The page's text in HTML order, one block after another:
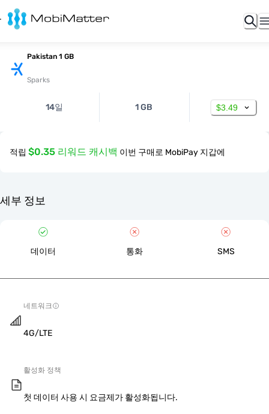
Pakistan 1 GB
Sparks
14일 1 GB $3.49
적립 $0.35 리워드 캐시백 이번 구매로 MobiPay 지갑에
세부 정보
데이터 통화 SMS
네트워크
4G/LTE
활성화 정책
첫 데이터 사용 시 요금제가 활성화됩니다.